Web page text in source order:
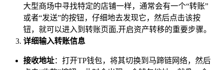
大型商场中寻找特定的店铺一样，通常会有一个“转账”
或者“发送”的按钮，仔细地去发现它，然后点击该按
钮，就可以进入到转账页面,开启资产转移的重要步骤。
详细输入转账信息
接收地址：打开TP钱包，将其切换到马蹄链网络，然后